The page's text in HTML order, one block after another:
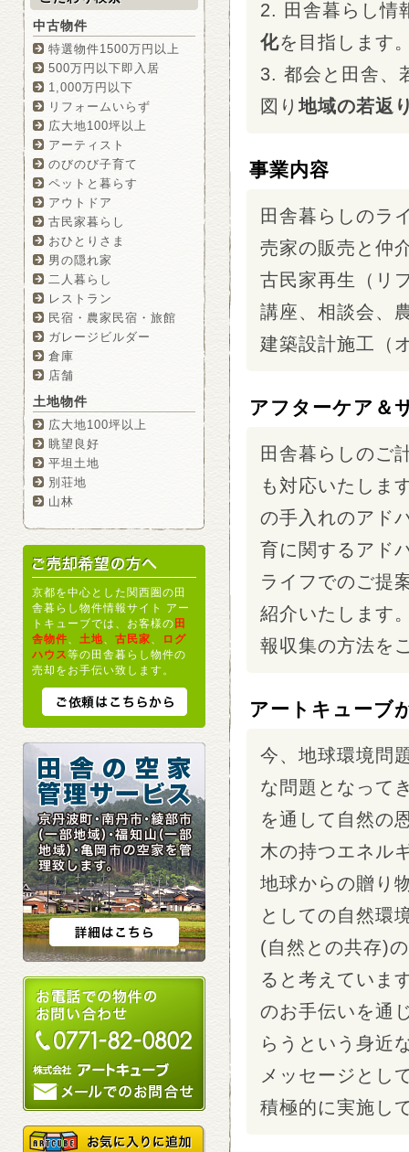
2. 田舎暮らし情
化を目指します
3. 都会と田舎、
図り地域の若返
事業内容
田舎暮らしのラ
売家の販売と仲
古民家再生（リ
講座、相談会、
建築設計施工（
アフターケア＆
田舎暮らしのご
も対応いたしま
の手入れのアド
育に関するアド
ライフでのご提
紹介いたします
報収集の方法を
アートキューブ
今、地球環境問
な問題となって
を通して自然の
木の持つエネル
地球からの贈り
としての自然環
(自然との共存)
ると考えていま
のお手伝いを通
らうという身近
メッセージとし
積極的に実施し
中古物件
特選物件1500万円以上
500万円以下即入居
1,000万円以下
リフォームいらず
広大地100坪以上
アーティスト
のびのび子育て
ペットと暮らす
アウトドア
古民家暮らし
おひとりさま
男の隠れ家
二人暮らし
レストラン
民宿・農家民宿・旅館
ガレージビルダー
倉庫
店舗
土地物件
広大地100坪以上
眺望良好
平坦土地
別荘地
山林
京都を中心とした関西圏の田
舎暮らし物件情報サイト アー
トキューブでは、お客様の田
舎物件
土地 古民家
ログ
ハウス等の田舎暮らし物件の
売却をお手伝い致します。